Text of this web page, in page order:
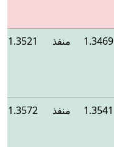
1.3469 منفذ 1.3521
1.3541 منفذ 1.3572